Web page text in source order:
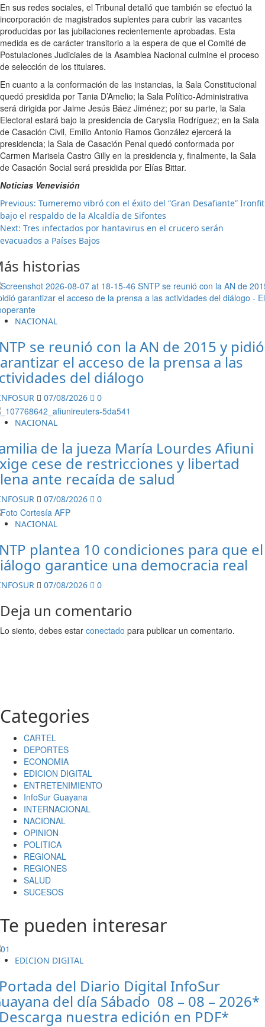
En sus redes sociales, el Tribunal detalló que también se efectuó la
incorporación de magistrados suplentes para cubrir las vacantes
producidas por las jubilaciones recientemente aprobadas. Esta
medida es de carácter transitorio a la espera de que el Comité de
Postulaciones Judiciales de la Asamblea Nacional culmine el proceso
de selección de los titulares.
En cuanto a la conformación de las instancias, la Sala Constitucional
quedó presidida por Tania D’Amelio; la Sala Político-Administrativa
será dirigida por Jaime Jesús Báez Jiménez; por su parte, la Sala
Electoral estará bajo la presidencia de Caryslia Rodríguez; en la Sala
de Casación Civil, Emilio Antonio Ramos González ejercerá la
presidencia; la Sala de Casación Penal quedó conformada por
Carmen Marisela Castro Gilly en la presidencia y, finalmente, la Sala
de Casación Social será presidida por Elías Bittar.
Noticias Venevisión
Post
navigation
Previous: Tumeremo vibró con el éxito del “Gran Desafiante” Ironfit
bajo el respaldo de la Alcaldía de Sifontes
Next: Tres infectados por hantavirus en el crucero serán
evacuados a Países Bajos
historias
NACIONAL
se reunió con la AN de 2015 y pidió
el acceso de la prensa a las
del diálogo
07/08/2026 0
NACIONAL
de la jueza María Lourdes Afiuni
cese de restricciones y libertad
ante recaída de salud
07/08/2026 0
NACIONAL
plantea 10 condiciones para que el
garantice una democracia real
07/08/2026 0
Deja un comentario
Lo siento, debes estar conectado para publicar un comentario.
Categories
CARTEL
DEPORTES
ECONOMIA
EDICION DIGITAL
ENTRETENIMIENTO
InfoSur Guayana
INTERNACIONAL
NACIONAL
OPINION
POLITICA
REGIONAL
REGIONES
SALUD
SUCESOS
Te pueden interesar
EDICION DIGITAL
del Diario Digital InfoSur
del día Sábado 08 – 08 – 2026*
nuestra edición en PDF*